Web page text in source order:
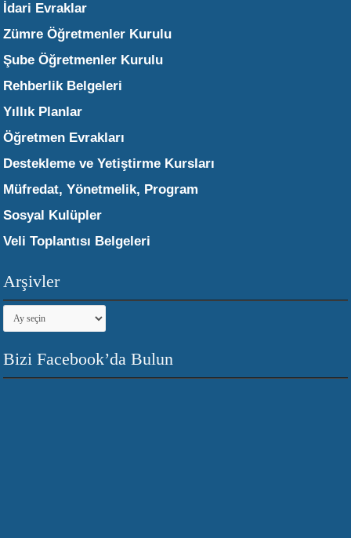
İdari Evraklar
Zümre Öğretmenler Kurulu
Şube Öğretmenler Kurulu
Rehberlik Belgeleri
Yıllık Planlar
Öğretmen Evrakları
Destekleme ve Yetiştirme Kursları
Müfredat, Yönetmelik, Program
Sosyal Kulüpler
Veli Toplantısı Belgeleri
Arşivler
Arşivler
Bizi Facebook’da Bulun